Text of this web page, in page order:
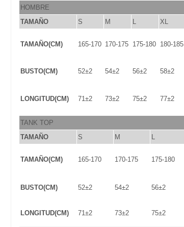
HOMBRE
TAMAÑO
S M L XL
TAMAÑO(CM) 165-170 170-175 175-180 180-185
BUSTO(CM) 52±2 54±2 56±2 58±2
LONGITUD(CM) 71±2 73±2 75±2 77±2
TANK TOP
TAMAÑO
S M L
TAMAÑO(CM) 165-170 170-175 175-180
BUSTO(CM) 52±2 54±2 56±2
LONGITUD(CM) 71±2 73±2 75±2